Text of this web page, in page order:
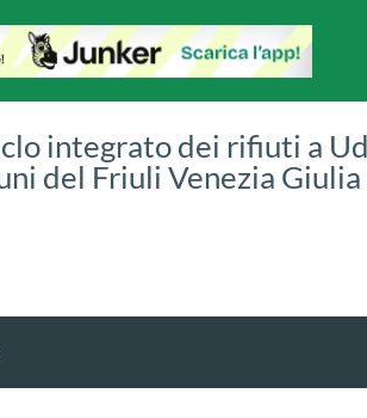
integrato dei rifiuti a
del Friuli Venezia Giulia